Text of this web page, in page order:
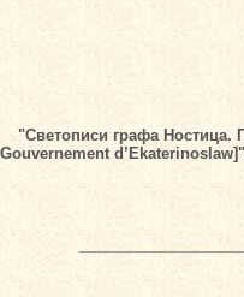
"Светописи графа Ностица.
Gouvernement